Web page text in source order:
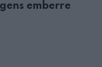
emberre